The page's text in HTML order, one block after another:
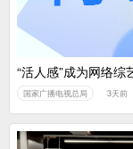
“活人感”成为网络
国家广播电视总局 3天前